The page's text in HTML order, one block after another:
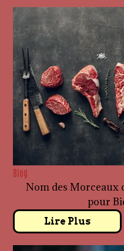
Blog
Nom des Morceaux
pour
Lire Plus